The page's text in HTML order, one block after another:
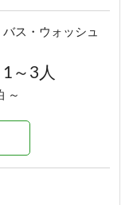
・ウォッシュ
～3人
～